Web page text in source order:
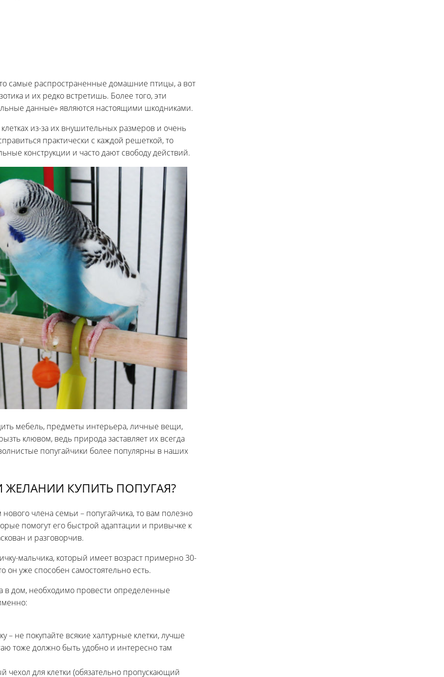
самые распространенные домашние птицы, а вот
и их редко встретишь. Более того, эти
данные» являются настоящими шкодниками.
из-за их внушительных размеров и очень
практически с каждой решеткой, то
конструкции и часто дают свободу действий.
мебель, предметы интерьера, личные вещи,
клювом, ведь природа заставляет их всегда
попугайчики более популярны в наших
КУПИТЬ ПОПУГАЯ?
члена семьи – попугайчика, то вам полезно
помогут его быстрой адаптации и привычке к
и разговорчив.
мальчика, который имеет возраст примерно 30-
он уже способен самостоятельно есть.
в дом, необходимо провести определенные
– не покупайте всякие халтурные клетки, лучше
тоже должно быть удобно и интересно там
чехол для клетки (обязательно пропускающий